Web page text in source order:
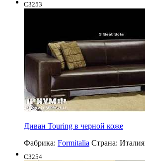
C3253
Диван Touring в черной коже
Фабрика: Formitalia Страна: Италия
C3254